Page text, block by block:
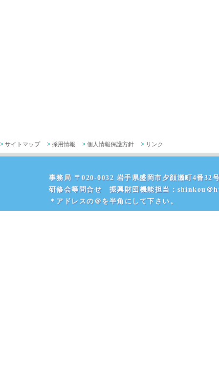
サイトマップ 採用情報 個人情報保護方針 リンク
事務局 〒020-0032 岩手県盛岡市夕顔瀬町4番32
研修会等問合せ 振興財団機能担当：
＊アドレスの＠を半角にして下さい。